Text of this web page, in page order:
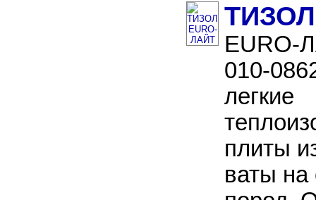
EURO-
010-
легкие
плиты
ваты на